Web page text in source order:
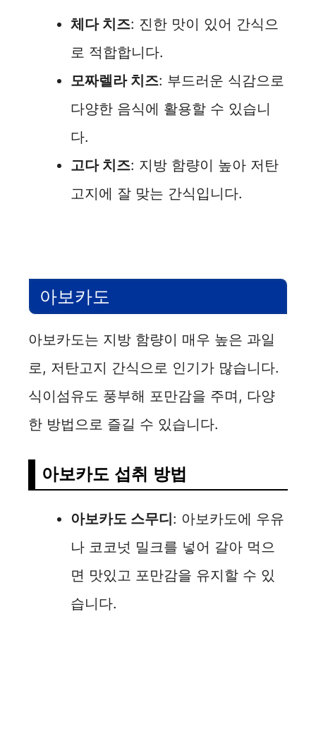
체다 치즈: 진한 맛이 있어 간식으
로 적합합니다.
모짜렐라 치즈: 부드러운 식감으로
다양한 음식에 활용할 수 있습니
다.
고다 치즈: 지방 함량이 높아 저탄
고지에 잘 맞는 간식입니다.
아보카도
아보카도는 지방 함량이 매우 높은 과일
로, 저탄고지 간식으로 인기가 많습니다.
식이섬유도 풍부해 포만감을 주며, 다양
한 방법으로 즐길 수 있습니다.
아보카도 섭취 방법
아보카도 스무디: 아보카도에 우유
나 코코넛 밀크를 넣어 갈아 먹으
면 맛있고 포만감을 유지할 수 있
습니다.